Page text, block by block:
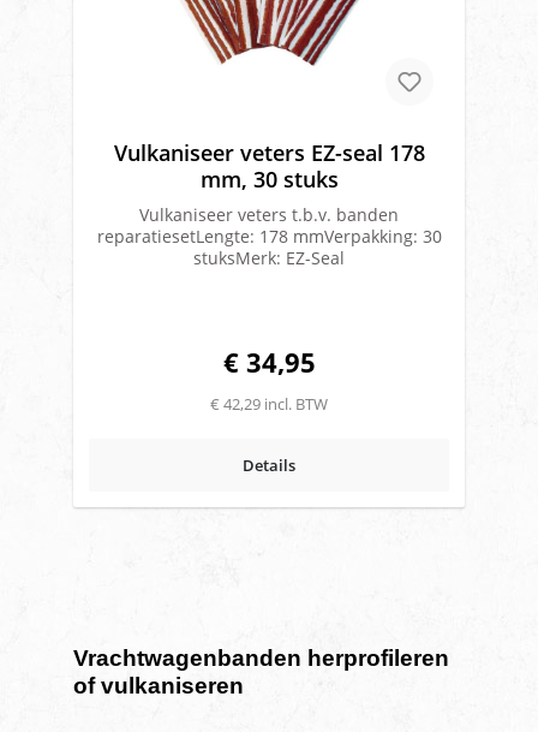
Vulkaniseer veters EZ-seal 178
mm, 30 stuks
Vulkaniseer veters t.b.v. banden
reparatiesetLengte: 178 mmVerpakking: 30
stuksMerk: EZ-Seal
€ 34,95
€ 42,29 incl. BTW
Details
Vrachtwagenbanden herprofileren
of vulkaniseren